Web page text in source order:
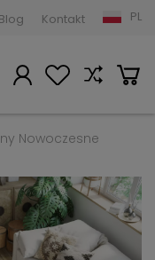
Blog Kontakt PL
Nowoczesne